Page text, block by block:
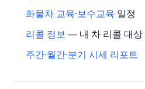
화물차 교육·보수교육 일정
리콜 정보 — 내 차 리콜 대상
주간·월간·분기 시세 리포트